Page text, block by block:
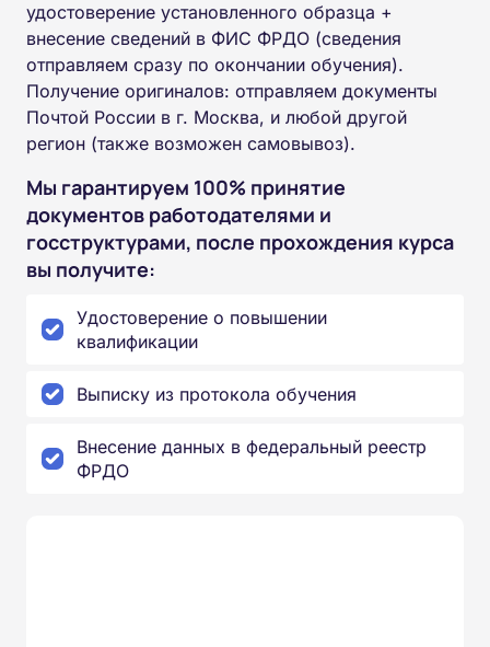
удостоверение установленного образца +
внесение сведений в ФИС ФРДО (сведения
отправляем сразу по окончании обучения).
Получение оригиналов: отправляем документы
Почтой России в г. Москва, и любой другой
регион (также возможен самовывоз).
Мы гарантируем 100% принятие
документов работодателями и
госструктурами, после прохождения курса
вы получите:
Удостоверение о повышении
квалификации
Выписку из протокола обучения
Внесение данных в федеральный реестр
ФРДО